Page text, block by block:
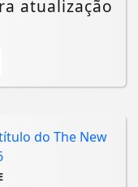
atualização